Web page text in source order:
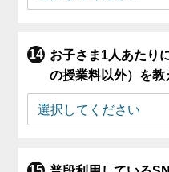
お子さま1人あたり
の授業料以外）を教